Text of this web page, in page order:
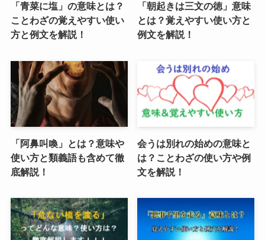
「青菜に塩」の意味とは？
ことわざの覚えやすい使い
方と例文を解説！
「朝起きは三文の徳」意味
とは？覚えやすい使い方と
例文を解説！
「阿鼻叫喚」とは？意味や
使い方と類義語も含めて徹
底解説！
会うは別れの始めの意味と
は？ことわざの使い方や例
文を解説！